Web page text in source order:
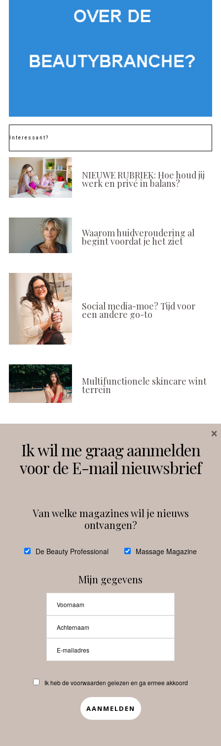
Interessant?
NIEUWE RUBRIEK: Hoe houd jij
werk en privé in balans?
Waarom huidveroudering al
begint voordat je het ziet
Social media-moe? Tijd voor
een andere go-to
Multifunctionele skincare wint
terrein
Instagram Facebook
debeautyprofessional
Beauty-Pro.nl
Abonneren Contact
APP
Ik wil me graag aanmelden
voor de E-mail nieuwsbrief
Van welke magazines wil je nieuws
ontvangen?
De Beauty Professional Massage Magazine
Mijn gegevens
Ik heb de voorwaarden gelezen en ga ermee akkoord
×